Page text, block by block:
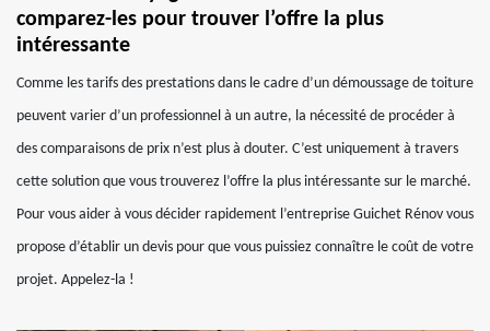
comparez-les pour trouver l’offre la plus
intéressante
Comme les tarifs des prestations dans le cadre d’un démoussage de toiture
peuvent varier d’un professionnel à un autre, la nécessité de procéder à
des comparaisons de prix n’est plus à douter. C’est uniquement à travers
cette solution que vous trouverez l’offre la plus intéressante sur le marché.
Pour vous aider à vous décider rapidement l’entreprise Guichet Rénov vous
propose d’établir un devis pour que vous puissiez connaître le coût de votre
projet. Appelez-la !